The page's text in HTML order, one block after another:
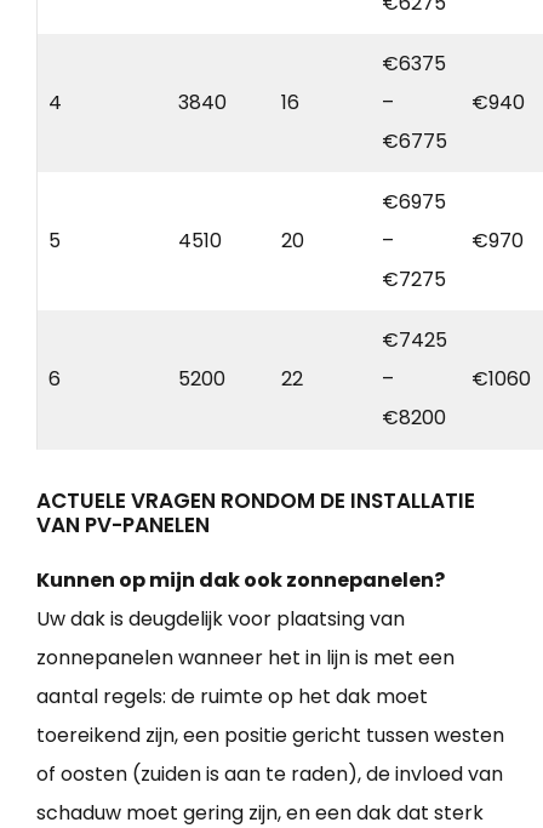
4 3840 16
€6375
–
€6775
€940
5 4510 20
€6975
–
€7275
€970
6 5200 22
€7425
–
€8200
€1060
ACTUELE VRAGEN RONDOM DE INSTALLATIE
VAN PV-PANELEN
Kunnen op mijn dak ook zonnepanelen?
Uw dak is deugdelijk voor plaatsing van
zonnepanelen wanneer het in lijn is met een
aantal regels: de ruimte op het dak moet
toereikend zijn, een positie gericht tussen westen
of oosten (zuiden is aan te raden), de invloed van
schaduw moet gering zijn, en een dak dat sterk